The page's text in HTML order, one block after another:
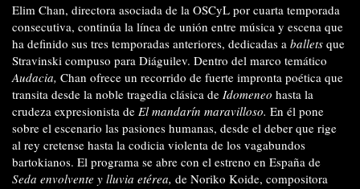
Elim Chan, directora asociada de la OSCyL por cuarta temporada
consecutiva, continúa la línea de unión entre música y escena que
ha definido sus tres temporadas anteriores, dedicadas a ballets que
Stravinski compuso para Diáguilev. Dentro del marco temático
Audacia, Chan ofrece un recorrido de fuerte impronta poética que
transita desde la noble tragedia clásica de Idomeneo hasta la
crudeza expresionista de El mandarín maravilloso. En él pone
sobre el escenario las pasiones humanas, desde el deber que rige
al rey cretense hasta la codicia violenta de los vagabundos
bartokianos. El programa se abre con el estreno en España de
Seda envolvente y lluvia etérea, de Noriko Koide, compositora